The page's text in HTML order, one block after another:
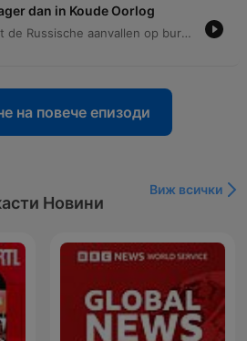
dan in Koude Oorlog
Deze aflevering bespreekt de Russische aanvallen op burgerdoelen in Oekraïne en de beperkte mogelijkheden van het Westen om hier effectief op te reageren door een uitgeput arsenaal. Daarnaast wordt de complexiteit van de escalatieladder en mogelijke Russische provocaties tegen de NAVO geanalyseerd. De discussie behandelt verder de risico's van Russische escalatie en de werking van nucleaire afschrikking. De sprekers analyseren scenario's waarbij Poetin kleine territoriale winsten kan proberen te behalen in gebieden met weinig NAVO-troepen en bespreken de veranderende drempel voor het gebruik van kernwapens.
на повече епизоди
Новини
Виж всички